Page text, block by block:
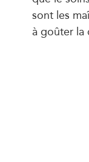
sont les
à goûter la